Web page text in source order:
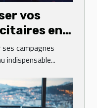
vos
en
ses campagnes
indispensable...